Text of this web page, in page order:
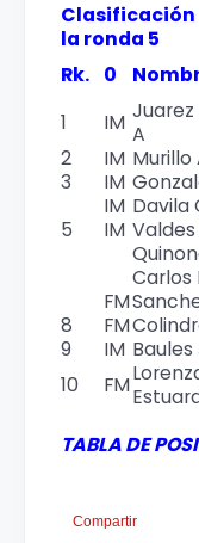
Clasificación
la ronda 5
Rk. 0
1
IM Juarez
A
2
IM Murillo
3
IM
IM Davila
5
IM
Carlos
FM
8
FM
9
IM
10
FM
TABLA DE
Compartir